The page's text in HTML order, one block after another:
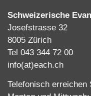
Schweizerische
Josefstrasse 32
8005 Zürich
Tel 043 344 72 00
info(at)each.ch
Telefonisch erreichen